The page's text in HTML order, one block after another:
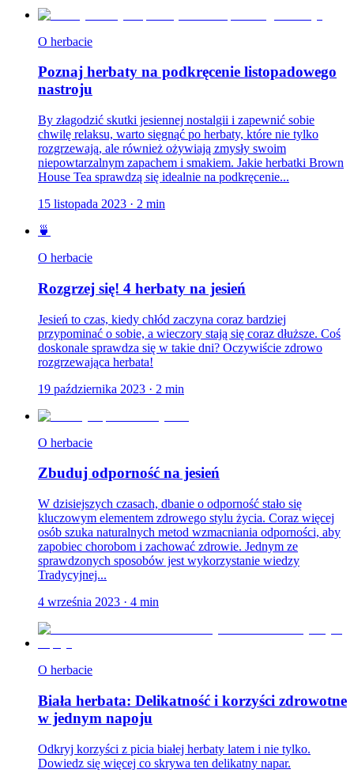
O herbacie
Poznaj herbaty na podkręcenie listopadowego
nastroju
By złagodzić skutki jesiennej nostalgii i zapewnić sobie
chwilę relaksu, warto sięgnąć po herbaty, które nie tylko
rozgrzewają, ale również ożywiają zmysły swoim
niepowtarzalnym zapachem i smakiem. Jakie herbatki Brown
House Tea sprawdzą się idealnie na podkręcenie...
15 listopada 2023 · 2 min
🍵
O herbacie
Rozgrzej się! 4 herbaty na jesień
Jesień to czas, kiedy chłód zaczyna coraz bardziej
przypominać o sobie, a wieczory stają się coraz dłuższe. Coś
doskonale sprawdza się w takie dni? Oczywiście zdrowo
rozgrzewająca herbata!
19 października 2023 · 2 min
O herbacie
Zbuduj odporność na jesień
W dzisiejszych czasach, dbanie o odporność stało się
kluczowym elementem zdrowego stylu życia. Coraz więcej
osób szuka naturalnych metod wzmacniania odporności, aby
zapobiec chorobom i zachować zdrowie. Jednym ze
sprawdzonych sposobów jest wykorzystanie wiedzy
Tradycyjnej...
4 września 2023 · 4 min
O herbacie
Biała herbata: Delikatność i korzyści zdrowotne
w jednym napoju
Odkryj korzyści z picia białej herbaty latem i nie tylko.
Dowiedz się więcej co skrywa ten delikatny napar.